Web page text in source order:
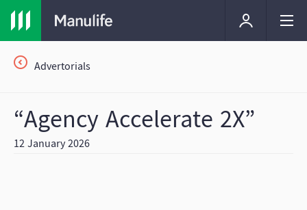
Advertorials
“Agency Accelerate 2X”
12 January 2026